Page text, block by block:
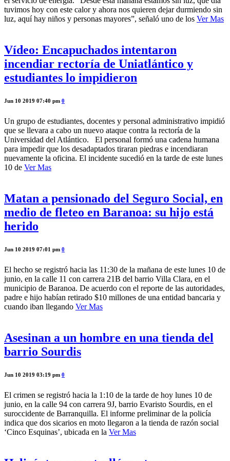
tuvimos hoy con este calor y ahora nos quieren dejar durmiendo sin
luz, aquí hay niños y personas mayores”, señaló uno de los Ver Mas
Vídeo: Encapuchados intentaron
incendiar rectoría de Uniatlántico y
estudiantes lo impidieron
Jun 10 2019 07:40 pm 0
Un grupo de estudiantes, docentes y personal administrativo impidió
que se llevara a cabo un nuevo ataque contra la rectoría de la
Universidad del Atlántico. El personal formó una cadena humana
para impedir que los desadaptados tiraran piedras e incendiaran
nuevamente la oficina. El incidente sucedió en la tarde de este lunes
10 de Ver Mas
Matan a pensionado del Seguro Social, en
medio de fleteo en Baranoa: su hijo está
herido
Jun 10 2019 07:01 pm 0
El hecho se registró hacia las 11:30 de la mañana de este lunes 10 de
junio, en la calle 11 con carrera 21B del barrio Villa Clara, en el
municipio de Baranoa. De acuerdo con el reporte de las autoridades,
padre e hijo habían retirado $10 millones de una entidad bancaria y
cuando iban llegando Ver Mas
Asesinan a un hombre en una tienda del
barrio Sourdis
Jun 10 2019 03:19 pm 0
El crimen se registró hacia la 1:10 de la tarde de hoy lunes 10 de
junio, en la calle 94 con carrera 9J, barrio Evaristo Sourdis, en el
suroccidente de Barranquilla. El informe preliminar de la policía
indica que dos sicarios en moto llegaron a la tienda de razón social
‘Cinco Esquinas’, ubicada en la Ver Mas